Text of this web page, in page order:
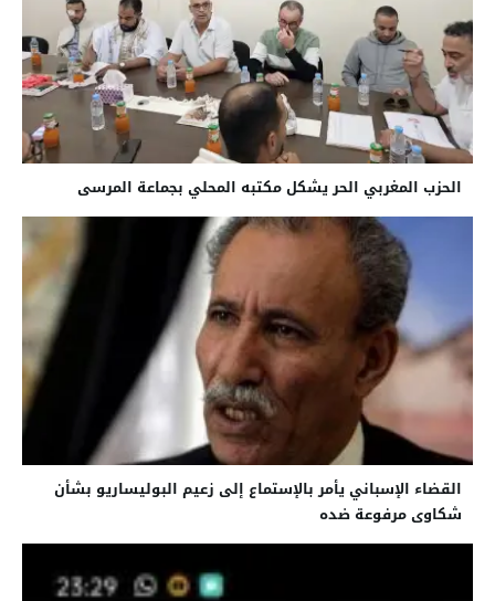
الحزب المغربي الحر يشكل مكتبه المحلي بجماعة المرسى
القضاء الإسباني يأمر بالإستماع إلى زعيم البوليساريو بشأن
شكاوى مرفوعة ضده